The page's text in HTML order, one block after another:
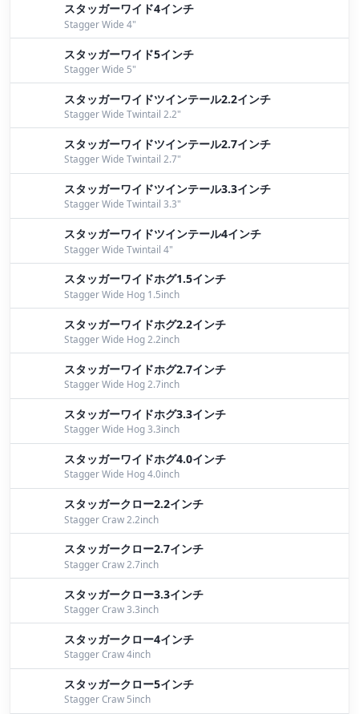
スタッガーワイド4インチ
Stagger Wide 4"
スタッガーワイド5インチ
Stagger Wide 5"
スタッガーワイドツインテール2.2インチ
Stagger Wide Twintail 2.2"
スタッガーワイドツインテール2.7インチ
Stagger Wide Twintail 2.7"
スタッガーワイドツインテール3.3インチ
Stagger Wide Twintail 3.3"
スタッガーワイドツインテール4インチ
Stagger Wide Twintail 4"
スタッガーワイドホグ1.5インチ
Stagger Wide Hog 1.5inch
スタッガーワイドホグ2.2インチ
Stagger Wide Hog 2.2inch
スタッガーワイドホグ2.7インチ
Stagger Wide Hog 2.7inch
スタッガーワイドホグ3.3インチ
Stagger Wide Hog 3.3inch
スタッガーワイドホグ4.0インチ
Stagger Wide Hog 4.0inch
スタッガークロー2.2インチ
Stagger Craw 2.2inch
スタッガークロー2.7インチ
Stagger Craw 2.7inch
スタッガークロー3.3インチ
Stagger Craw 3.3inch
スタッガークロー4インチ
Stagger Craw 4inch
スタッガークロー5インチ
Stagger Craw 5inch